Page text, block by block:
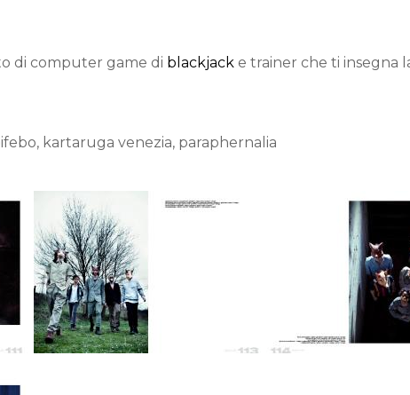
di computer game di blackjack e trainer che ti insegna
kartaruga venezia, paraphernalia